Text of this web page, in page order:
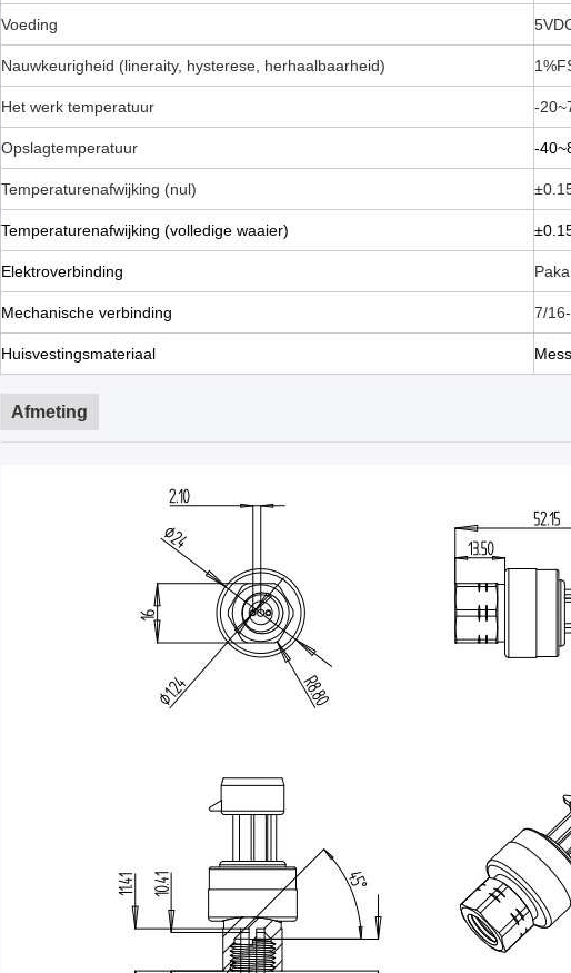
Voeding
Nauwkeurigheid (lineraity, hysterese, herhaalbaarheid)
Het werk temperatuur -
Opslagtemperatuur -
Temperaturenafwijking (nul)
Temperaturenafwijking (volledige waaier)
Elektroverbinding
Mechanische verbinding 7/
Huisvestingsmateriaal
Afmeting